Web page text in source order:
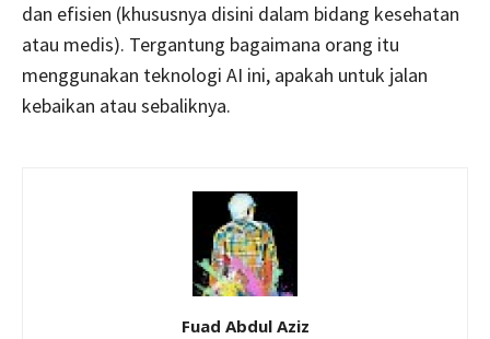
dan efisien (khususnya disini dalam bidang kesehatan
atau medis). Tergantung bagaimana orang itu
menggunakan teknologi AI ini, apakah untuk jalan
kebaikan atau sebaliknya.
Fuad Abdul Aziz